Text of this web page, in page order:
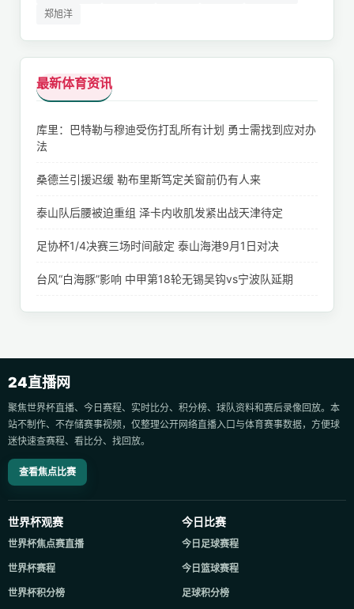
郑旭洋
最新体育资讯
库里：巴特勒与穆迪受伤打乱所有计划 勇士需找到应对办
法
桑德兰引援迟缓 勒布里斯笃定关窗前仍有人来
泰山队后腰被迫重组 泽卡内收肌发紧出战天津待定
足协杯1/4决赛三场时间敲定 泰山海港9月1日对决
台风“白海豚”影响 中甲第18轮无锡吴钩vs宁波队延期
24直播网
聚焦世界杯直播、今日赛程、实时比分、积分榜、球队资料和赛后录像回放。本
站不制作、不存储赛事视频，仅整理公开网络直播入口与体育赛事数据，方便球
迷快速查赛程、看比分、找回放。
查看焦点比赛
世界杯观赛
世界杯焦点赛直播
世界杯赛程
世界杯积分榜
今日比赛
今日足球赛程
今日篮球赛程
足球积分榜